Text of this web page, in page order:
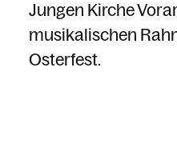
Jungen Kirche
musikalischen
Osterfest.